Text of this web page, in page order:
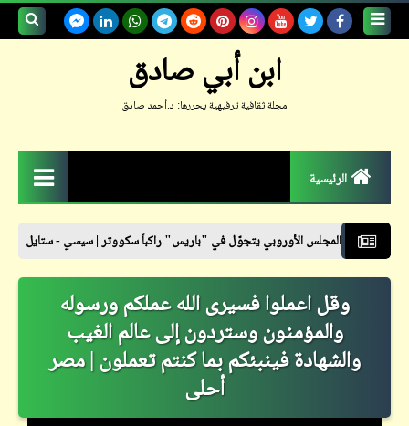
ابن أبي صادق
مجلة ثقافية ترفيهية يحررها: د.أحمد صادق
الرئيسية
حكم
حواديت
خبر
الأوروبي يتجوّل في "باريس" راكباً سكووتر | سيسي - ستايل نشرة أسعار
وقل اعملوا فسيرى الله عملكم ورسوله
والمؤمنون وستردون إلى عالم الغيب
والشهادة فينبئكم بما كنتم تعملون | مصر
أحلى